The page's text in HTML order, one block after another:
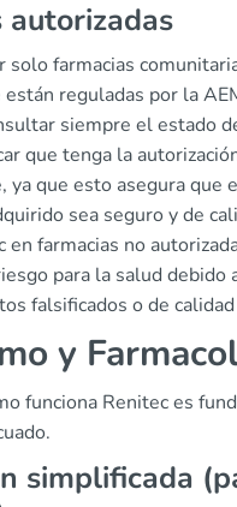
autorizadas
solo farmacias
reguladas por la
siempre el estado
que tenga la
ya que esto asegura que
sea seguro y de
en farmacias no
para la salud debido
falsificados o de
y
funciona Renitec es
simplificada